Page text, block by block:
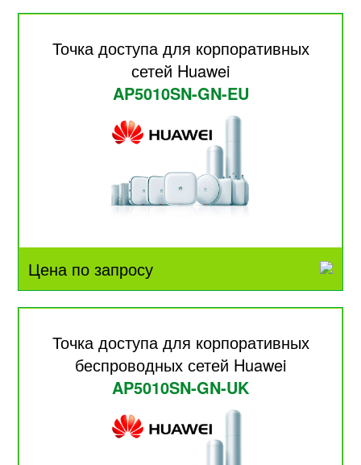
Точка доступа для корпоративных
сетей Huawei
AP5010SN-GN-EU
Цена по запросу
Точка доступа для корпоративных
беспроводных сетей Huawei
AP5010SN-GN-UK